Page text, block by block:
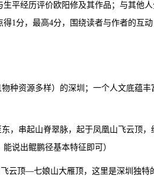
平经历评价欧阳修及其作品；与其他
1分，最高4分，围绕读者与作者的互
种资源多样）的深圳；一个人文底蕴
，串起山脊翠脉，起于凤凰山飞云顶
说出鲲鹏径基本特征即可）
云顶—七娘山大雁顶，这里是深圳独